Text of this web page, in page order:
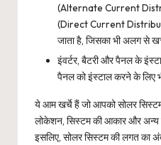
(Alternate Current
(Direct Current
जाता है, जिसका भी अलग से
इंवर्टर, बैटरी और पैनल के
पैनल को इंस्टाल करने के
ये आम खर्चे हैं जो आपको सोलर
लोकेशन, सिस्टम की आकार और अन्य
इसलिए, सोलर सिस्टम की लगत का